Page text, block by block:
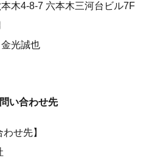
木4-8-7 六本木三河台ビル7F
光誠也
い合わせ先
せ先】